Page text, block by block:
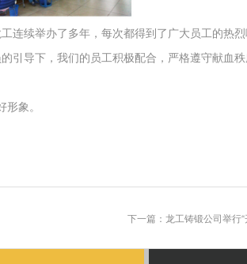
连续举办了多年，每次都得到了广大员工的热烈
引导下，我们的员工积极配合，严格遵守献血
象。
下一篇：龙工铸锻公司举行